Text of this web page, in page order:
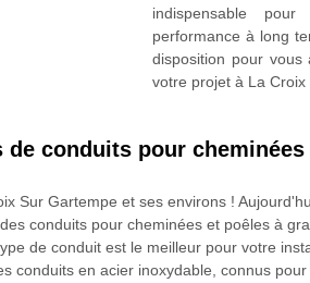
indispensable
performance à long
disposition pour vous
votre projet à La Croix
de conduits pour
Sur Gartempe et ses environs !
conduits pour cheminées et poêles à
de conduit est le meilleur pour votre
conduits en acier inoxydable, connus